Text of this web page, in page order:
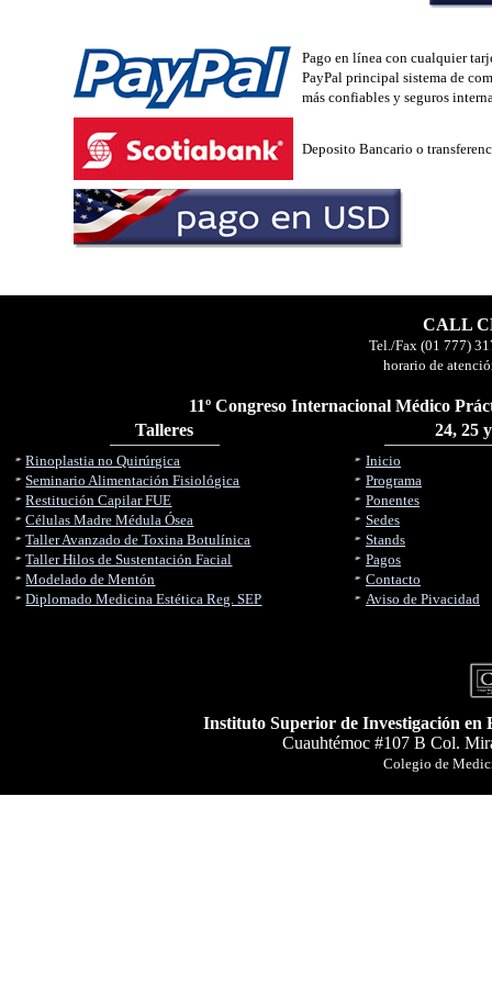
Pago en línea con cualquier
PayPal principal sistema de
más confiables y seguros
Deposito Bancario o
CALL
Tel./Fax (01 777)
horario de
11º Congreso Internacional Médico
Talleres
24, 25
Rinoplastia no Quirúrgica
Seminario Alimentación Fisiológica
Restitución Capilar FUE
Células Madre Médula Ósea
Taller Avanzado de Toxina Botulínica
Taller Hilos de Sustentación Facial
Modelado de Mentón
Diplomado Medicina Estética Reg. SEP
Inicio
Programa
Ponentes
Sedes
Stands
Pagos
Contacto
Aviso de Pivacidad
Instituto Superior de Investigación
Cuauhtémoc #107 B Col.
Colegio de